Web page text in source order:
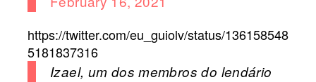
https://twitter.com/eu_guiolv/status/136158548
5181837316
Izael, um dos membros do lendário